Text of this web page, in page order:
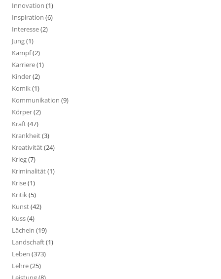
Innovation (1)
Inspiration (6)
Interesse(2)
Jung(1)
Kampf(2)
Karriere(1)
Kinder(2)
Komik(1)
Kommunikation (9)
Körper(2)
Kraft(47)
Krankheit(3)
Kreativität(24)
Krieg(7)
Kriminalität(1)
Krise(1)
Kritik(5)
Kunst(42)
Kuss(4)
Lächeln (19)
Landschaft(1)
Leben (373)
Lehre(25)